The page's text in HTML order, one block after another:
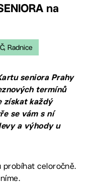
na
Radnice
seniora Prahy
termínů
získat každý
se vám s ní
a výhody u
probíhat celoročně.